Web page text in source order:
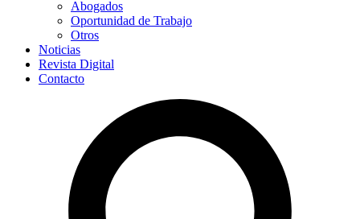
Abogados
Oportunidad de Trabajo
Otros
Noticias
Revista Digital
Contacto